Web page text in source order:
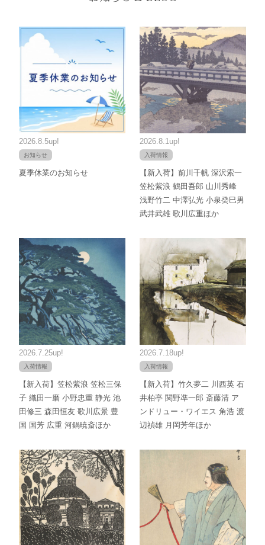
2026.8.5up!
お知らせ
夏季休業のお知らせ
2026.8.1up!
入荷情報
【新入荷】前川千帆 深沢索一
笠松紫浪 鶴田吾郎 山川秀峰
浅野竹二 中澤弘光 小泉癸巳男
武井武雄 歌川広重ほか
2026.7.25up!
入荷情報
【新入荷】笠松紫浪 笠松三保
子 織田一磨 小野忠重 静光 池
田修三 森田恒友 歌川広景 豊
国 国芳 広重 河鍋暁斎ほか
2026.7.18up!
入荷情報
【新入荷】竹久夢二 川西英 石
井柏亭 関野凖一郎 斎藤清 ア
ンドリュー・ワイエス 角浩 渡
辺禎雄 月岡芳年ほか